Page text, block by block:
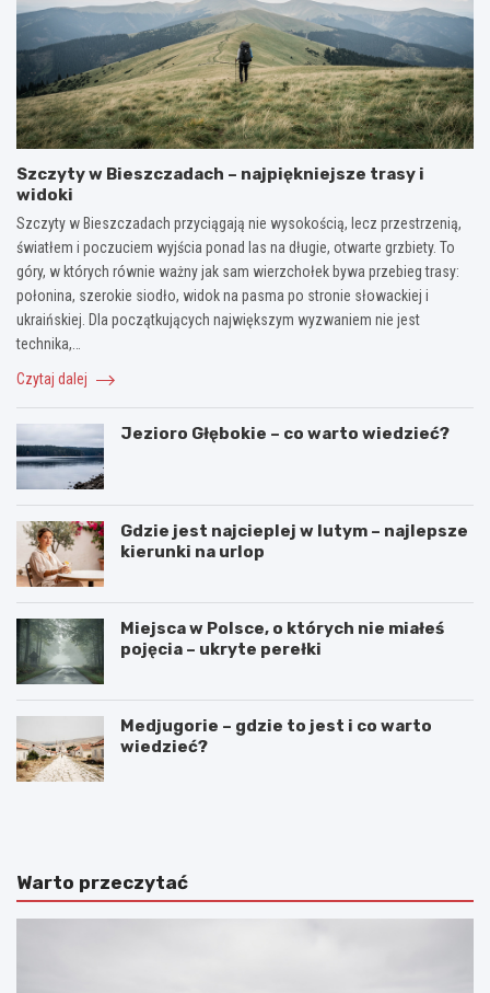
Szczyty w Bieszczadach – najpiękniejsze trasy i
widoki
Szczyty w Bieszczadach przyciągają nie wysokością, lecz przestrzenią,
światłem i poczuciem wyjścia ponad las na długie, otwarte grzbiety. To
góry, w których równie ważny jak sam wierzchołek bywa przebieg trasy:
połonina, szerokie siodło, widok na pasma po stronie słowackiej i
ukraińskiej. Dla początkujących największym wyzwaniem nie jest
technika,…
Czytaj dalej
Jezioro Głębokie – co warto wiedzieć?
Gdzie jest najcieplej w lutym – najlepsze
kierunki na urlop
Miejsca w Polsce, o których nie miałeś
pojęcia – ukryte perełki
Medjugorie – gdzie to jest i co warto
wiedzieć?
G
l
e
ż
N
ę
k
n
Warto przeczytać